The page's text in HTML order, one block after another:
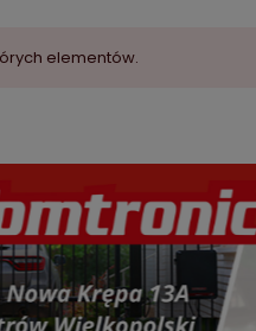
elementów.